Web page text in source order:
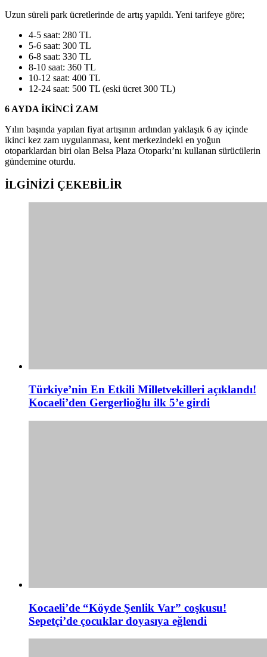
Uzun süreli park ücretlerinde de artış yapıldı. Yeni tarifeye göre;
4-5 saat: 280 TL
5-6 saat: 300 TL
6-8 saat: 330 TL
8-10 saat: 360 TL
10-12 saat: 400 TL
12-24 saat: 500 TL (eski ücret 300 TL)
6 AYDA İKİNCİ ZAM
Yılın başında yapılan fiyat artışının ardından yaklaşık 6 ay içinde
ikinci kez zam uygulanması, kent merkezindeki en yoğun
otoparklardan biri olan Belsa Plaza Otoparkı’nı kullanan sürücülerin
gündemine oturdu.
İLGİNİZİ ÇEKEBİLİR
Türkiye’nin En Etkili Milletvekilleri açıklandı!
Kocaeli’den Gergerlioğlu ilk 5’e girdi
Kocaeli’de “Köyde Şenlik Var” coşkusu!
Sepetçi’de çocuklar doyasıya eğlendi